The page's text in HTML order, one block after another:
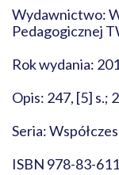
Wydawnictwo:
Pedagogicznej
Rok wydania:
Opis: 247, [5] s.;
Seria:
ISBN 978-83-